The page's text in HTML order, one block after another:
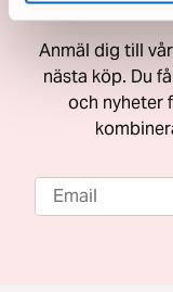
Anmäl dig till
nästa köp. Du
och nyheter